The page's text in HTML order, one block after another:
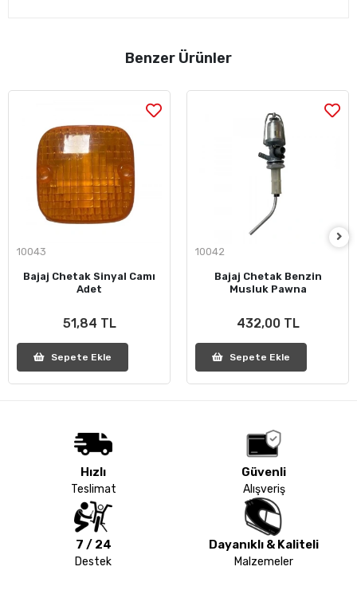
Benzer Ürünler
10043
Bajaj Chetak Sinyal Camı
Adet
51,84 TL
Sepete Ekle
10042
Bajaj Chetak Benzin
Musluk Pawna
432,00 TL
Sepete Ekle
Hızlı
Teslimat
Güvenli
Alışveriş
7 / 24
Destek
Dayanıklı & Kaliteli
Malzemeler